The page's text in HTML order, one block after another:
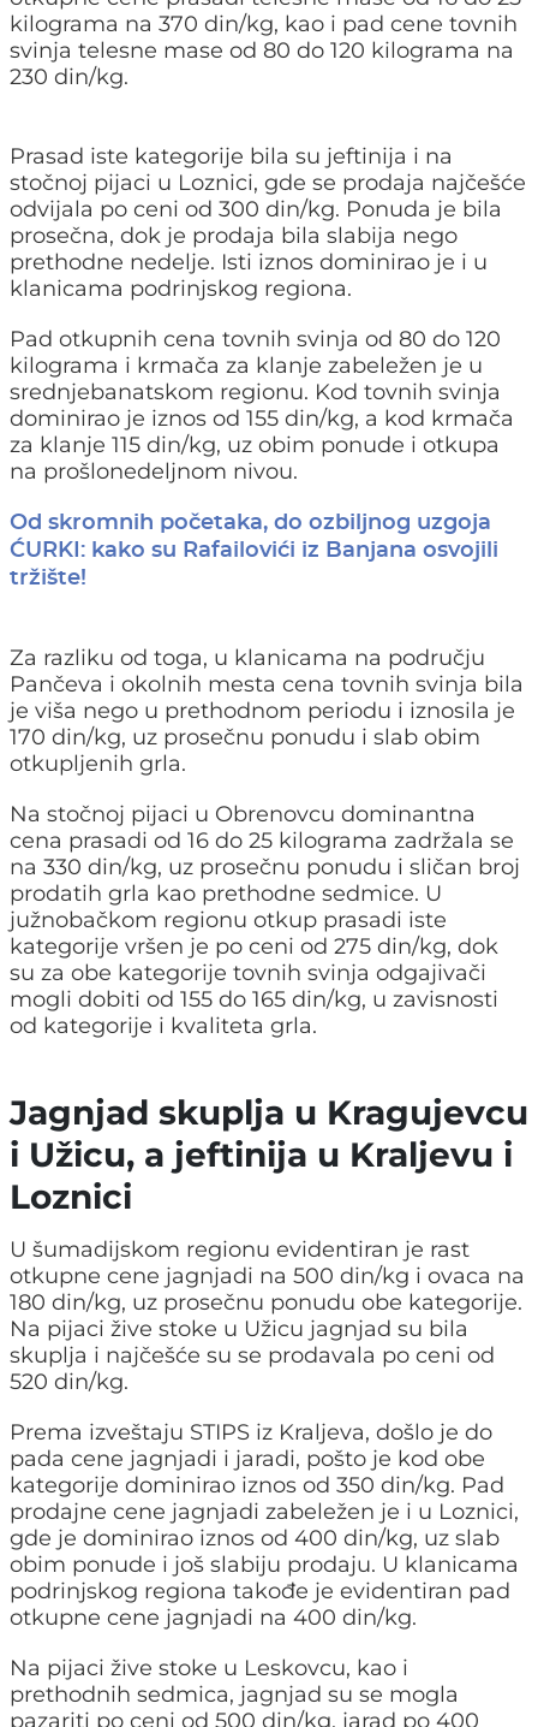
kilograma na 370 din/kg, kao i pad cene tovnih
svinja telesne mase od 80 do 120 kilograma na
230 din/kg.
Prasad iste kategorije bila su jeftinija i na
stočnoj pijaci u Loznici, gde se prodaja najčešće
odvijala po ceni od 300 din/kg. Ponuda je bila
prosečna, dok je prodaja bila slabija nego
prethodne nedelje. Isti iznos dominirao je i u
klanicama podrinjskog regiona.
Pad otkupnih cena tovnih svinja od 80 do 120
kilograma i krmača za klanje zabeležen je u
srednjebanatskom regionu. Kod tovnih svinja
dominirao je iznos od 155 din/kg, a kod krmača
za klanje 115 din/kg, uz obim ponude i otkupa
na prošlonedeljnom nivou.
Od skromnih početaka, do ozbiljnog uzgoja
ĆURKI: kako su Rafailovići iz Banjana osvojili
tržište!
Za razliku od toga, u klanicama na području
Pančeva i okolnih mesta cena tovnih svinja bila
je viša nego u prethodnom periodu i iznosila je
170 din/kg, uz prosečnu ponudu i slab obim
otkupljenih grla.
Na stočnoj pijaci u Obrenovcu dominantna
cena prasadi od 16 do 25 kilograma zadržala se
na 330 din/kg, uz prosečnu ponudu i sličan broj
prodatih grla kao prethodne sedmice. U
južnobačkom regionu otkup prasadi iste
kategorije vršen je po ceni od 275 din/kg, dok
su za obe kategorije tovnih svinja odgajivači
mogli dobiti od 155 do 165 din/kg, u zavisnosti
od kategorije i kvaliteta grla.
Jagnjad skuplja u Kragujevcu
i Užicu, a jeftinija u Kraljevu i
Loznici
U šumadijskom regionu evidentiran je rast
otkupne cene jagnjadi na 500 din/kg i ovaca na
180 din/kg, uz prosečnu ponudu obe kategorije.
Na pijaci žive stoke u Užicu jagnjad su bila
skuplja i najčešće su se prodavala po ceni od
520 din/kg.
Prema izveštaju STIPS iz Kraljeva, došlo je do
pada cene jagnjadi i jaradi, pošto je kod obe
kategorije dominirao iznos od 350 din/kg. Pad
prodajne cene jagnjadi zabeležen je i u Loznici,
gde je dominirao iznos od 400 din/kg, uz slab
obim ponude i još slabiju prodaju. U klanicama
podrinjskog regiona takođe je evidentiran pad
otkupne cene jagnjadi na 400 din/kg.
Na pijaci žive stoke u Leskovcu, kao i
prethodnih sedmica, jagnjad su se mogla
pazariti po ceni od 500 din/kg, jarad po 400